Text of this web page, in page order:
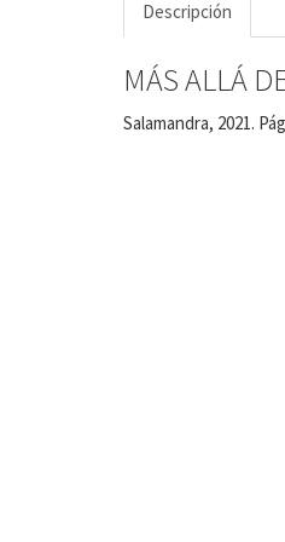
Descripción
MÁS ALLÁ
Salamandra, 2021.